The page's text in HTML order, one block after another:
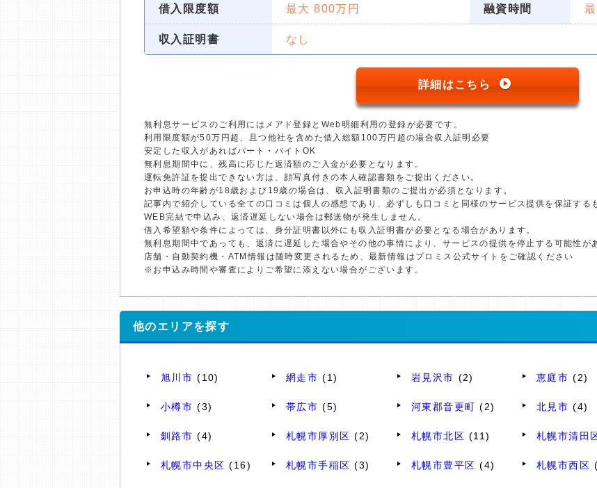
借入限度額 最大 800万円 融資時間
収入証明書 なし
詳細はこちら
無利息サービスのご利用にはメアド登録とWeb明細利用の登録が必要です。
利用限度額が50万円超、且つ他社を含めた借入総額100万円超の場合収入証明必要
安定した収入があればパート・バイトOK
無利息期間中に、残高に応じた返済額のご入金が必要となります。
運転免許証を提出できない方は、顔写真付きの本人確認書類をご提出ください。
お申込時の年齢が18歳および19歳の場合は、収入証明書類のご提出が必須となります。
記事内で紹介している全ての口コミは個人の感想であり、必ずしも口コミと同様のサービス提供を保証する
WEB完結で申込み、返済遅延しない場合は郵送物が発生しません。
借入希望額や条件によっては、身分証明書以外にも収入証明書が必要となる場合があります。
無利息期間中であっても、返済に遅延した場合やその他の事情により、サービスの提供を停止する可能性が
店舗・自動契約機・ATM情報は随時変更されるため、最新情報はプロミス公式サイトをご確認ください
※お申込み時間や審査によりご希望に添えない場合がございます。
他のエリアを探す
旭川市 (10) 網走市 (1) 岩見沢市 (2) 恵庭市 (2)
小樽市 (3) 帯広市 (5) 河東郡音更町 (2) 北見市 (4)
釧路市 (4) 札幌市厚別区 (2) 札幌市北区 (11) 札幌市清田
札幌市中央区 (16) 札幌市手稲区 (3) 札幌市豊平区 (4) 札幌市西区